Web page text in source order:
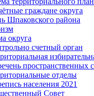
граждане округа
Шпаковского района
округа
счетный орган
пространственных
отделы
населения 2021
Совет